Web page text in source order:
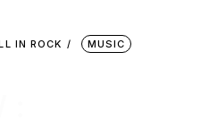
IN ROCK
MUSIC